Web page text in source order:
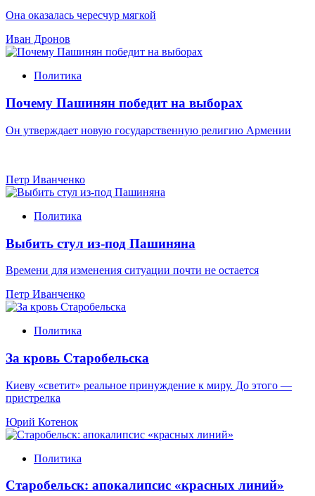
Она оказалась чересчур мягкой
Иван Дронов
Политика
Почему Пашинян победит на выборах
Он утверждает новую государственную религию Армении
Петр Иванченко
Политика
Выбить стул из-под Пашиняна
Времени для изменения ситуации почти не остается
Петр Иванченко
Политика
За кровь Старобельска
Киеву «светит» реальное принуждение к миру. До этого —
пристрелка
Юрий Котенок
Политика
Старобельск: апокалипсис «красных линий»